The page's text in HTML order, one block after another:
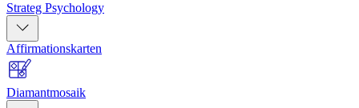
Strateg Psychology
Affirmationskarten
Diamantmosaik